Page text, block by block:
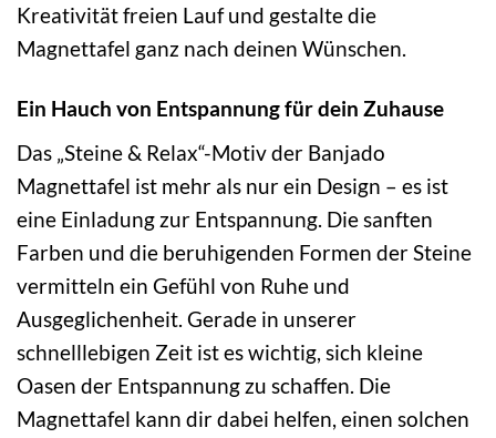
Kreativität freien Lauf und gestalte die
Magnettafel ganz nach deinen Wünschen.
Ein Hauch von Entspannung für dein Zuhause
Das „Steine & Relax“-Motiv der Banjado
Magnettafel ist mehr als nur ein Design – es ist
eine Einladung zur Entspannung. Die sanften
Farben und die beruhigenden Formen der Steine
vermitteln ein Gefühl von Ruhe und
Ausgeglichenheit. Gerade in unserer
schnelllebigen Zeit ist es wichtig, sich kleine
Oasen der Entspannung zu schaffen. Die
Magnettafel kann dir dabei helfen, einen solchen